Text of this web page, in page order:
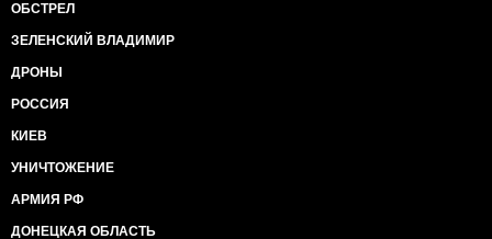
ОБСТРЕЛ
ЗЕЛЕНСКИЙ ВЛАДИМИР
ДРОНЫ
РОССИЯ
КИЕВ
УНИЧТОЖЕНИЕ
АРМИЯ РФ
ДОНЕЦКАЯ ОБЛАСТЬ